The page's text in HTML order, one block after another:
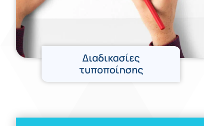
Διαδικασίες
τυποποίησης